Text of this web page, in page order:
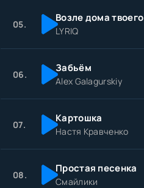
05. Возле дома твоего
LYRIQ
06. Забьём
Alex Galagurskiy
07. Картошка
Настя Кравченко
08. Простая песенка
Смайлики